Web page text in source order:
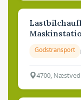
Godstransport
4700, Næstved